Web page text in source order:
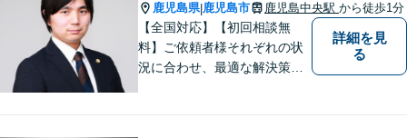
鹿児島県|鹿児島市 鹿児島中央駅 から徒歩1分
【全国対応】【初回相談無
料】ご依頼者様それぞれの状
況に合わせ、最適な解決策を
詳細を見
る